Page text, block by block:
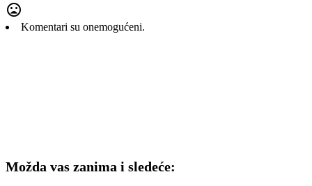
Komentari su onemogućeni.
Možda vas zanima i sledeće: